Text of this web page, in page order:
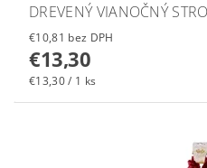
DREVENÝ VIANOČNÝ
€10,81 bez DPH
€13,30
€13,30 / 1 ks